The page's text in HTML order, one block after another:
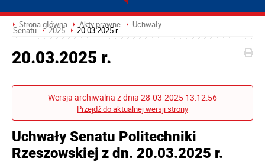
Strona główna Akty prawne Uchwały
Senatu 2025 20.03.2025 r.
20.03.2025 r.
Wersja archiwalna z dnia 28-03-2025 13:12:56
Przejdź do aktualnej wersji strony
Uchwały Senatu Politechniki
Rzeszowskiej z dn. 20.03.2025 r.